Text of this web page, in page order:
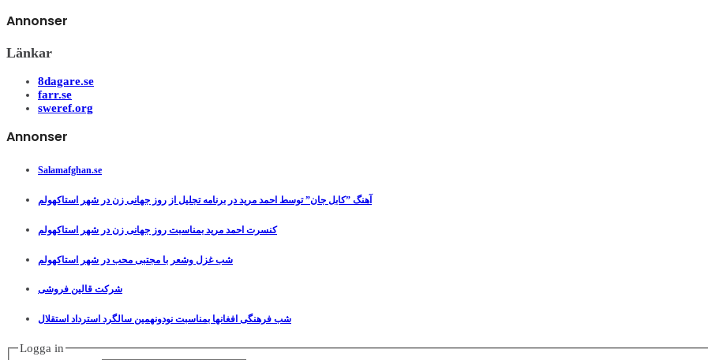
Annonser
Länkar
8dagare.se
farr.se
sweref.org
Annonser
Salamafghan.se
آهنگ ”کابل جان” توسط احمد مرید در برنامه تجلیل از روز جهانی زن در شهر استاکهولم
کنسرت احمد مرید بمناسبت روز جهانی زن در شهر استاکهولم
شب غزل وشعر با مجتبی محب در شهر استاکهولم
شرکت قالین فروشی
شب فرهنگی افغانها بمناسبت نودونهمین سالگرد استرداد استقلال
Logga in